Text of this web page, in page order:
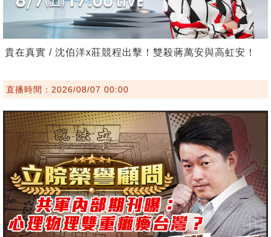
貴在真實 / 沈伯洋x莊競程出擊！雙殺蔣萬安與高虹安！
直播時間：2026/08/07 00:00